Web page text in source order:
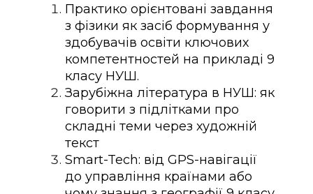
Практико орієнтовані завдання
з фізики як засіб формування у
здобувачів освіти ключових
компетентностей на прикладі 9
класу НУШ.
Зарубіжна література в НУШ: як
говорити з підлітками про
складні теми через художній
текст
Smart-Tech: від GPS-навігації
до управління країнами або